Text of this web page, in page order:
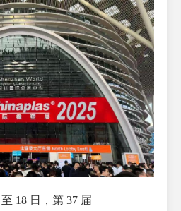
18 日，第 37 届